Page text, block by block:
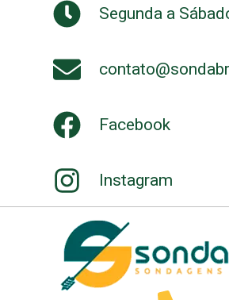
Segunda a
Facebook
Instagram